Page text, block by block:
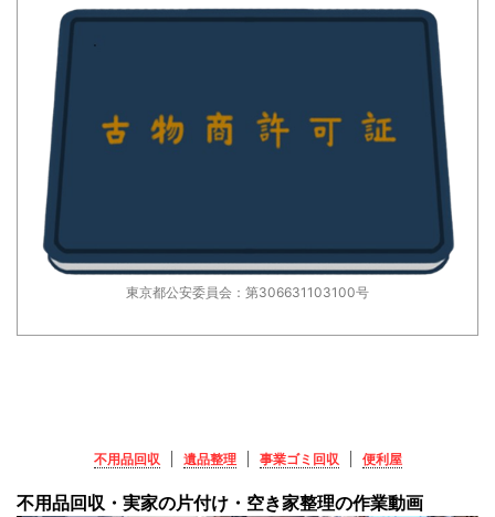
東京都公安委員会：第306631103100号
不用品回収 遺品整理 事業ゴミ回収 便利屋
不用品回収・実家の片付け・空き家整理の作業動画